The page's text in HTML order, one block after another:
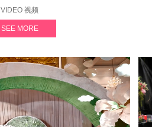
VIDEO 视频
SEE MORE